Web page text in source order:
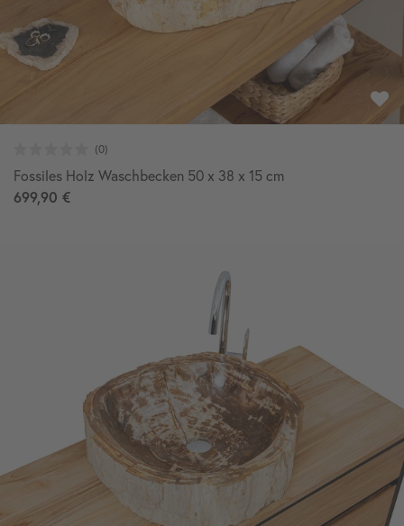
Fossiles Holz Waschbecken 50 x 38 x 15 cm
699,90 €